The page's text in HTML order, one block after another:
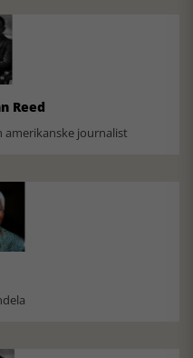
Reed
journalist